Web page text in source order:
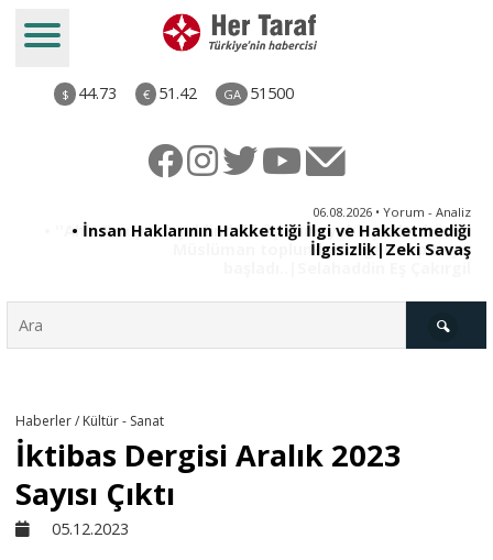
$ 44.73 € 51.42 GA 51500
06.08.2026 • Yorum - Analiz
• İnsan Haklarının Hakkettiği İlgi ve Hakketmediği
İlgisizlik|Zeki Savaş
Haberler / Kültür - Sanat
İktibas Dergisi Aralık 2023
Sayısı Çıktı
05.12.2023